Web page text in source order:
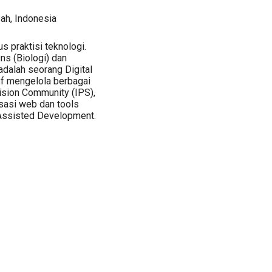
Indonesia
praktisi teknologi.
(Biologi) dan
seorang Digital
mengelola berbagai
Community (IPS),
web dan tools
Development.